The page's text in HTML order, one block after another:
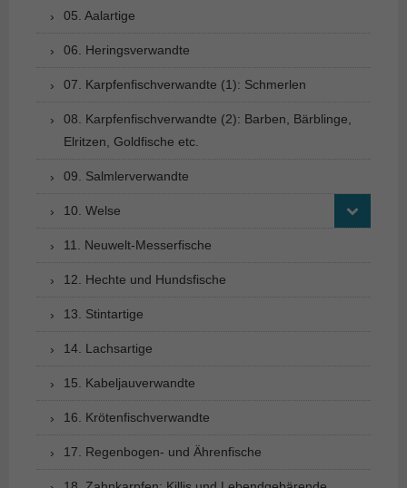
05. Aalartige
06. Heringsverwandte
07. Karpfenfischverwandte (1): Schmerlen
08. Karpfenfischverwandte (2): Barben, Bärblinge,
Elritzen, Goldfische etc.
09. Salmlerverwandte
10. Welse
11. Neuwelt-Messerfische
12. Hechte und Hundsfische
13. Stintartige
14. Lachsartige
15. Kabeljauverwandte
16. Krötenfischverwandte
17. Regenbogen- und Ährenfische